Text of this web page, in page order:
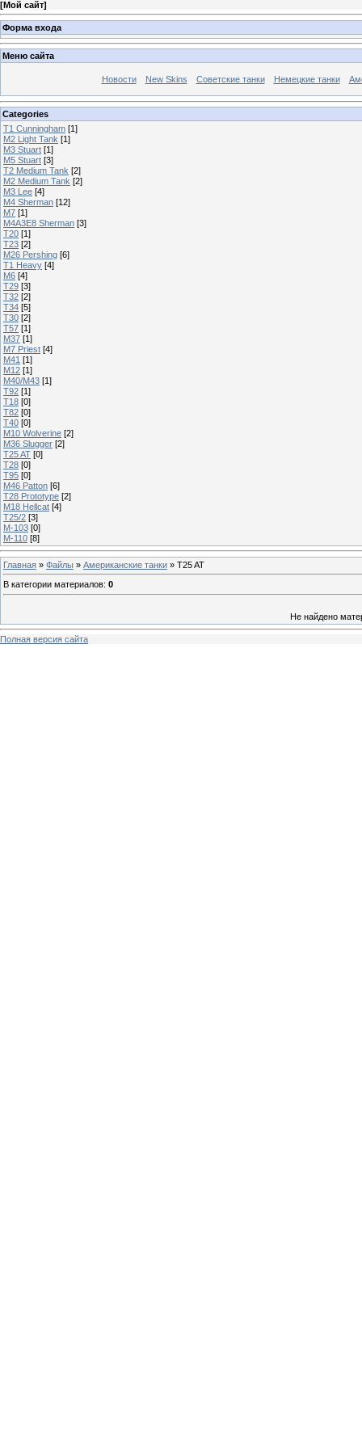
[Мой сайт]
Форма входа
Меню сайта
Новости New Skins Советские танки Немецкие танки
Categories
T1 Cunningham [1]
M2 Light Tank [1]
M3 Stuart [1]
M5 Stuart [3]
T2 Medium Tank [2]
M2 Medium Tank [2]
M3 Lee [4]
M4 Sherman [12]
M7 [1]
M4A3E8 Sherman [3]
T20 [1]
T23 [2]
M26 Pershing [6]
T1 Heavy [4]
M6 [4]
T29 [3]
T32 [2]
T34 [5]
T30 [2]
T57 [1]
M37 [1]
M7 Priest [4]
M41 [1]
M12 [1]
M40/M43 [1]
T92 [1]
T18 [0]
T82 [0]
T40 [0]
M10 Wolverine [2]
M36 Slugger [2]
T25 AT [0]
T28 [0]
T95 [0]
M46 Patton [6]
T28 Prototype [2]
M18 Hellcat [4]
T25/2 [3]
М-103 [0]
М-110 [8]
Главная » Файлы » Американские танки » T25 AT
В категории материалов: 0
Не найдено
Полная версия сайта